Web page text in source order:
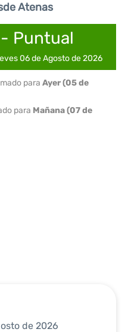
Atenas
Puntual
06 de Agosto de 2026
para Ayer (05 de
para Mañana (07 de
de 2026